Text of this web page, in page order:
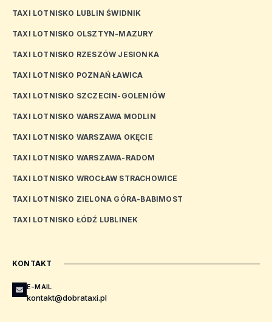
TAXI LOTNISKO LUBLIN ŚWIDNIK
TAXI LOTNISKO OLSZTYN-MAZURY
TAXI LOTNISKO RZESZÓW JESIONKA
TAXI LOTNISKO POZNAŃ ŁAWICA
TAXI LOTNISKO SZCZECIN-GOLENIÓW
TAXI LOTNISKO WARSZAWA MODLIN
TAXI LOTNISKO WARSZAWA OKĘCIE
TAXI LOTNISKO WARSZAWA-RADOM
TAXI LOTNISKO WROCŁAW STRACHOWICE
TAXI LOTNISKO ZIELONA GÓRA-BABIMOST
TAXI LOTNISKO ŁÓDŹ LUBLINEK
KONTAKT
E-MAIL
kontakt@dobrataxi.pl